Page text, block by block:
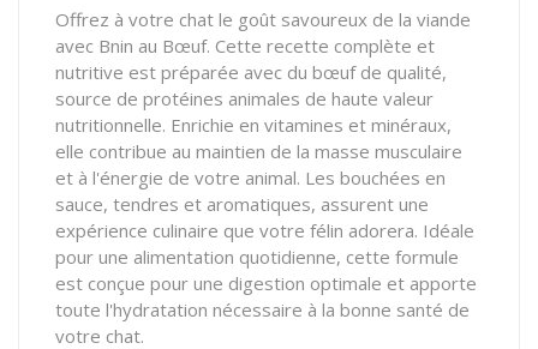
Offrez à votre chat le goût savoureux de la viande
avec Bnin au Bœuf. Cette recette complète et
nutritive est préparée avec du bœuf de qualité,
source de protéines animales de haute valeur
nutritionnelle. Enrichie en vitamines et minéraux,
elle contribue au maintien de la masse musculaire
et à l'énergie de votre animal. Les bouchées en
sauce, tendres et aromatiques, assurent une
expérience culinaire que votre félin adorera. Idéale
pour une alimentation quotidienne, cette formule
est conçue pour une digestion optimale et apporte
toute l'hydratation nécessaire à la bonne santé de
votre chat.